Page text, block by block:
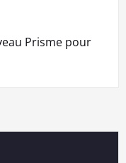
Prisme pour